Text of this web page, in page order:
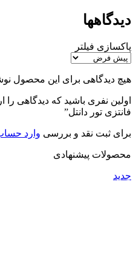
دیدگاهها
پاکسازی فیلتر
هیچ دیدگاهی برای این محصول
اولین نفری باشید که دیدگاهی
فانتزی تور دانتل”
برای ثبت نقد و بررسی وارد
محصولات پیشنهادی
جدید